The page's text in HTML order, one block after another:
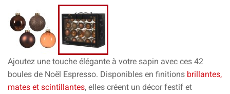
Ajoutez une touche élégante à votre sapin avec ces 42
boules de Noël Espresso. Disponibles en finitions brillantes,
mates et scintillantes, elles créent un décor festif et